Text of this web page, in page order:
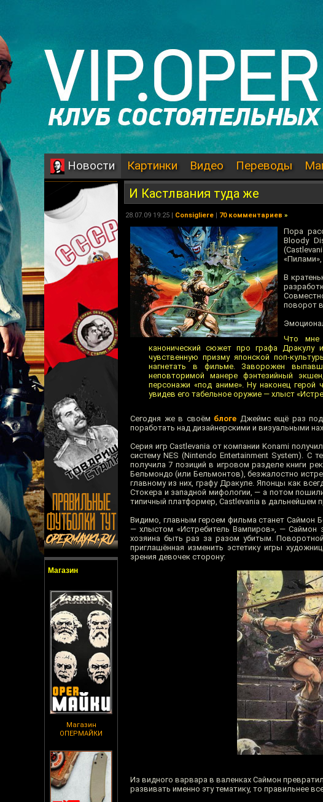
Новости Картинки Видео Переводы
Магазин
Магазин
ОПЕРМАЙКИ
И Кастлвания туда же
28.07.09 19:25 | Consigliere | 70 комментариев »
Пора
Bloody
В
поворот
Что мне
канонический сюжет про графа Дракулу
чувственную призму японской поп-
нагнетать в фильме. Заворожен
неповторимой манере фэнтезийный
персонажи «под аниме». Ну наконец герой
увидев его табельное оружие — хлыст
Сегодня же в своём блоге Джеймс ещё раз
поработать над дизайнерскими и визуальными
Серия игр Castlevania от компании Konami
систему NES (Nintendo Entertainment System).
получила 7 позиций в игровом разделе книги
Бельмондо (или Бельмонтов), безжалостно
главному из них, графу Дракуле. Японцы как
Стокера и западной мифологии, — а потом
типичный платформер, Castlevania в дальнейшем
Видимо, главным героем фильма станет Саймон
— хлыстом «Истребитель Вампиров», — Саймон
хозяина быть раз за разом убитым.
приглашённая изменить эстетику игры
зрения девочек сторону:
Из видного варвара в валенках Саймон
развивать именно эту тематику, то правильнее